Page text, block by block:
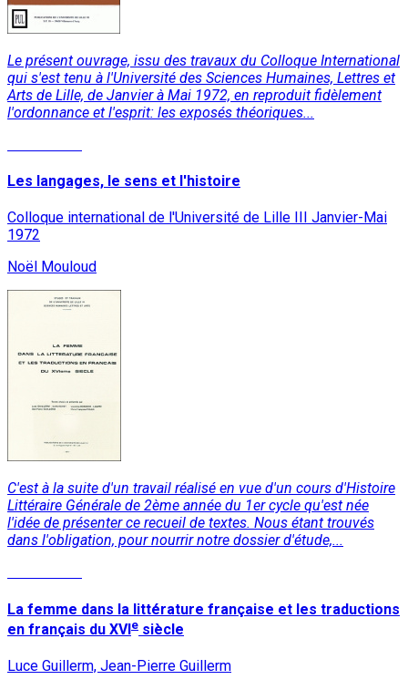
Le présent ouvrage, issu des travaux du Colloque International
qui s'est tenu à l'Université des Sciences Humaines, Lettres et
Arts de Lille, de Janvier à Mai 1972, en reproduit fidèlement
l'ordonnance et l'esprit: les exposés théoriques...
Les langages, le sens et l'histoire
Colloque international de l'Université de Lille III Janvier-Mai
1972
Noël Mouloud
C'est à la suite d'un travail réalisé en vue d'un cours d'Histoire
Littéraire Générale de 2ème année du 1er cycle qu'est née
l'idée de présenter ce recueil de textes. Nous étant trouvés
dans l'obligation, pour nourrir notre dossier d'étude,...
La femme dans la littérature française et les traductions
en français du XVIe siècle
Luce Guillerm, Jean-Pierre Guillerm